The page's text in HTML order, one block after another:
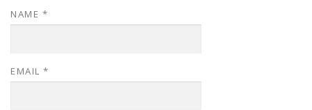
NAME *
EMAIL *